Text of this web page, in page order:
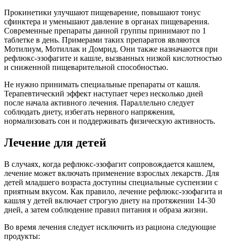
Прокинетики улучшают пищеварение, повышают тонус
сфинктера и уменьшают давление в органах пищеварения.
Современные препараты данной группы принимают по 1
таблетке в день. Примерами таких препаратов являются
Мотилиум, Мотиллак и Домрид. Они также назначаются при
рефлюкс-эзофагите и кашле, вызванных низкой кислотностью
и сниженной пищеварительной способностью.
Не нужно принимать специальные препараты от кашля.
Терапевтический эффект наступает через несколько дней
после начала активного лечения. Параллельно следует
соблюдать диету, избегать нервного напряжения,
нормализовать сон и поддерживать физическую активность.
Лечение для детей
В случаях, когда рефлюкс-эзофагит сопровождается кашлем,
лечение может включать применение взрослых лекарств. Для
детей младшего возраста доступны специальные суспензии с
приятным вкусом. Как правило, лечение рефлюкс-эзофагита и
кашля у детей включает строгую диету на протяжении 14-30
дней, а затем соблюдение правил питания и образа жизни.
Во время лечения следует исключить из рациона следующие
продукты: